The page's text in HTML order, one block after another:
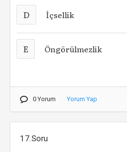
D İçsellik
E Öngörülmezlik
0 Yorum Yorum Yap
17.Soru